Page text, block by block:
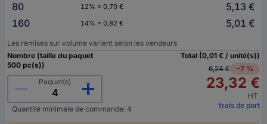
80
12% = 0,70 €
5,13 €
160
14% = 0,82 € 5,01 €
Les remises sur volume varient selon les vendeurs
Nombre (taille du paquet
500 pc(s))
Paquet(s)
Quantité minimale de commande: 4
Total (0,01 € / unité(s))
6,24 €
-7 %
23,32 €
HT
frais de port